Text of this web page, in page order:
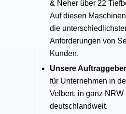
& Neher über 22
Auf diesen
die
Anforderungen von
Kunden.
Unsere
für Unternehmen in
Velbert, in ganz NRW
deutschlandweit.